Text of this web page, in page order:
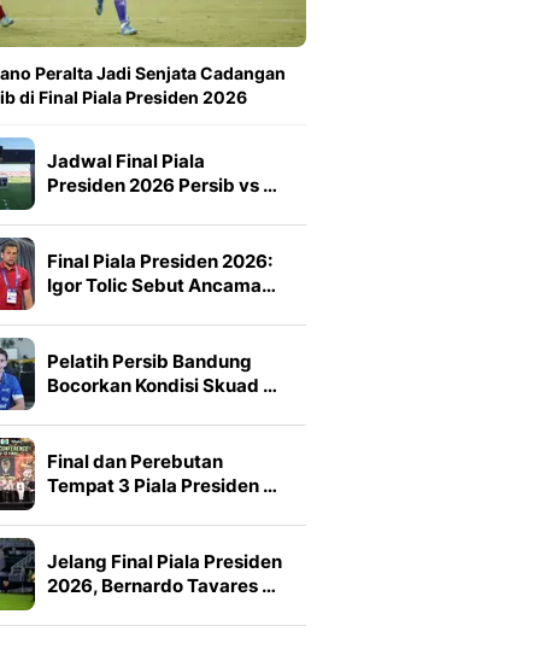
Peralta Jadi Senjata Cadangan
di Final Piala Presiden 2026
Jadwal Final Piala
Presiden 2026 Persib vs …
Final Piala Presiden 2026:
Igor Tolic Sebut Ancama…
Pelatih Persib Bandung
Bocorkan Kondisi Skuad …
Final dan Perebutan
Tempat 3 Piala Presiden …
Jelang Final Piala Presiden
2026, Bernardo Tavares …